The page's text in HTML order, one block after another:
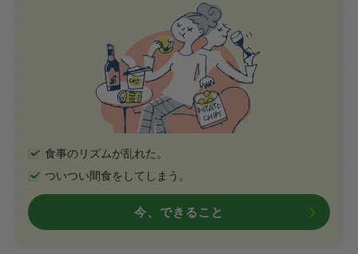
食事のリズムが乱れた。
ついつい間食をしてしまう。
今、できること